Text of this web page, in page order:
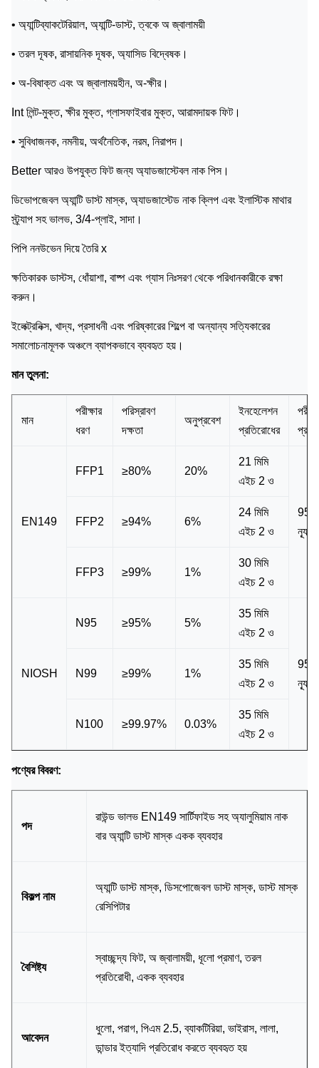
• অ্যান্টিব্যাকটেরিয়াল, অ্যান্টি-ডাস্ট, ত্বকে অ জ্বালাময়ী
• তরল দূষক, রাসায়নিক দূষক, অ্যাসিড বিদ্বেষক।
• অ-বিষাক্ত এবং অ জ্বালাময়হীন, অ-ক্ষীর।
Int লিন্ট-মুক্ত, ক্ষীর মুক্ত, গ্লাসফাইবার মুক্ত, আরামদায়ক ফিট।
• সুবিধাজনক, নমনীয়, অর্থনৈতিক, নরম, নিরাপদ।
Better আরও উপযুক্ত ফিট জন্য অ্যাডজাস্টেবল নাক পিস।
ডিভোপজেবল অ্যান্টি ডাস্ট মাস্ক, অ্যাডজাস্টেড নাক ক্লিপ এবং ইলাস্টিক মাথার
স্ট্র্যাপ সহ ভালভ, 3/4-প্লাই, সাদা।
পিপি ননউভেন দিয়ে তৈরি x
ক্ষতিকারক ডাস্টস, ধোঁয়াশা, বাষ্প এবং গ্যাস নিঃসরণ থেকে পরিধানকারীকে রক্ষা
করুন।
ইলেক্ট্রনিক্স, খাদ্য, প্রসাধনী এবং পরিষ্কারের শিল্পে বা অন্যান্য সত্যিকারের
সমালোচনামূলক অঞ্চলে ব্যাপকভাবে ব্যবহৃত হয়।
মান তুলনা:
মান
পরীক্ষার
ধরণ
পরিস্রাবণ
দক্ষতা
অনুপ্রবেশ
ইনহেলেশন
প্রতিরোধের
পরীক্ষা
প্রবাহ
EN149
FFP1 ≥80% 20%
21 মিমি
এইচ 2 ও
95L
FFP2 ≥94% 6%
24 মিমি
এইচ 2 ও
FFP3 ≥99% 1%
30 মিমি
এইচ 2 ও
NIOSH
N95 ≥95% 5%
35 মিমি
এইচ 2 ও
95L
N99 ≥99% 1%
35 মিমি
এইচ 2 ও
N100 ≥99.97% 0.03%
35 মিমি
এইচ 2 ও
পণ্যের বিবরণ:
পদ
রাউন্ড ভালভ EN149 সার্টিফাইড সহ অ্যালুমিয়াম নাক
বার অ্যান্টি ডাস্ট মাস্ক একক ব্যবহার
বিকল্প নাম
অ্যান্টি ডাস্ট মাস্ক, ডিসপোজেবল ডাস্ট মাস্ক, ডাস্ট মাস্ক
রেসিপিটার
বৈশিষ্ট্য
স্বাচ্ছন্দ্য ফিট, অ জ্বালাময়ী, ধূলো প্রমাণ, তরল
প্রতিরোধী, একক ব্যবহার
আবেদন
ধুলো, পরাগ, পিএম 2.5, ব্যাকটিরিয়া, ভাইরাস, লালা,
ডান্ডার ইত্যাদি প্রতিরোধ করতে ব্যবহৃত হয়